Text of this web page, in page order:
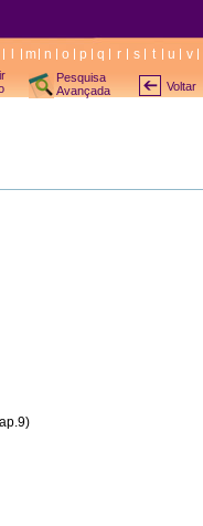
m n o p q r s t u v
Pesquisa
Avançada
Voltar